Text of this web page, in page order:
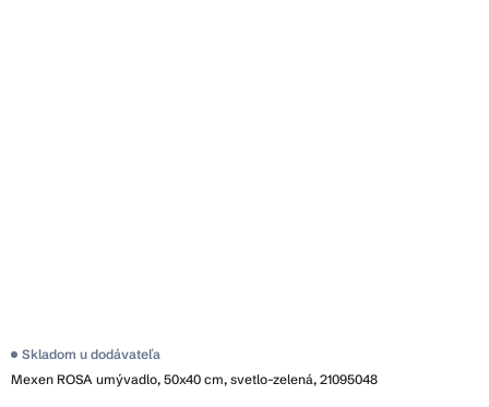
Mexen ROSA umývadlo, 50x40 cm, svetlo-zelená, 21095048
Skladom u dodávateľa